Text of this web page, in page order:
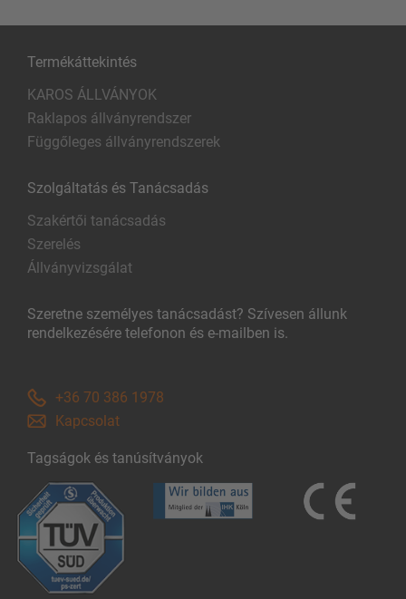
Termékáttekintés
KAROS ÁLLVÁNYOK
Raklapos állványrendszer
Függőleges állványrendszerek
Szolgáltatás és Tanácsadás
Szakértői tanácsadás
Szerelés
Állványvizsgálat
Szeretne személyes tanácsadást? Szívesen állunk
rendelkezésére telefonon és e-mailben is.
+36 70 386 1978
Kapcsolat
Tagságok és tanúsítványok